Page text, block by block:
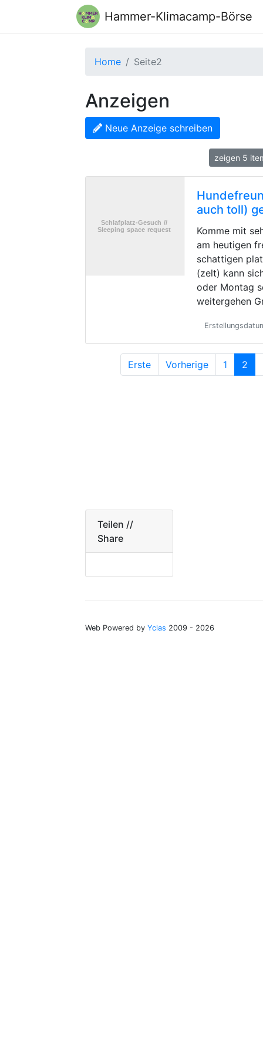
Hammer-Klimacamp-Börse
Home Seite2
Anzeigen
Neue Anzeige schreiben
zeigen 5
auch toll)
Komme mit
am heutigen
schattigen
(zelt) kann
oder Montag
weitergehen
Erste Vorherige 1 2
Teilen //
Share
Web Powered by Yclas 2009 - 2026